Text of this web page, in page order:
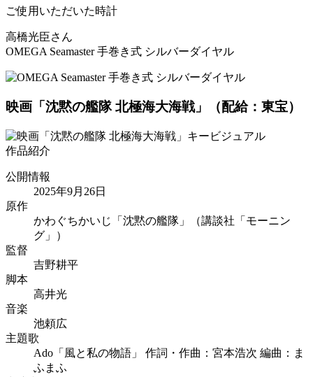
ご使用いただいた時計
高橋光臣さん
OMEGA Seamaster 手巻き式 シルバーダイヤル
映画「沈黙の艦隊 北極海大海戦」 （配給：東宝）
作品紹介
公開情報
2025年9月26日
原作
かわぐちかいじ「沈黙の艦隊」（講談社「モーニン
グ」）
監督
吉野耕平
脚本
高井光
音楽
池頼広
主題歌
Ado「風と私の物語」 作詞・作曲： 宮本浩次 編曲： ま
ふまふ